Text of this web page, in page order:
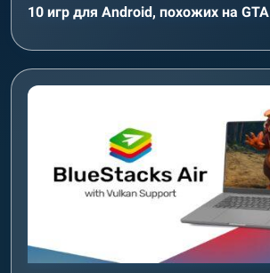
10 игр для Android, похожих на GTA